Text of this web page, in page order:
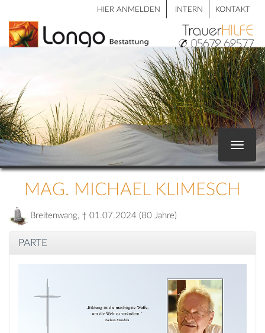
HIER ANMELDEN INTERN KONTAKT
Toggle
MAG. MICHAEL KLIMESCH
Breitenwang, † 01.07.2024 (80 Jahre)
PARTE